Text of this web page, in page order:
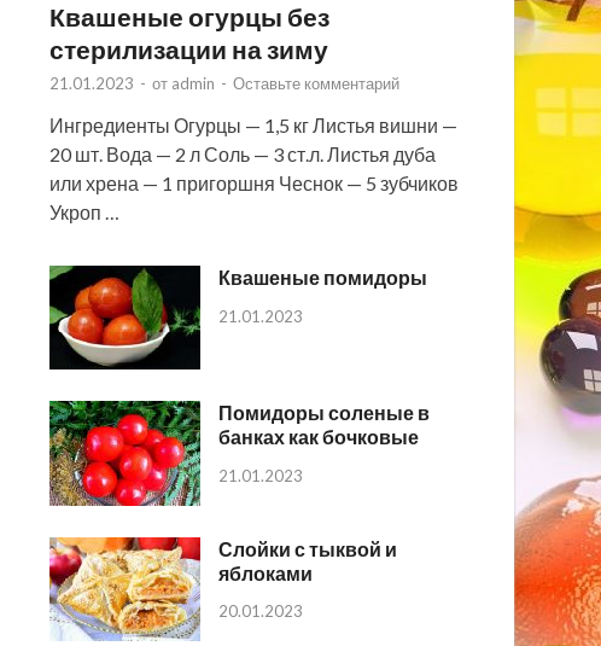
Квашеные огурцы без
стерилизации на зиму
21.01.2023 - от admin - Оставьте комментарий
Ингредиенты Огурцы — 1,5 кг Листья вишни —
20 шт. Вода — 2 л Соль — 3 ст.л. Листья дуба
или хрена — 1 пригоршня Чеснок — 5 зубчиков
Укроп …
Квашеные помидоры
21.01.2023
Помидоры соленые в
банках как бочковые
21.01.2023
Слойки с тыквой и
яблоками
20.01.2023